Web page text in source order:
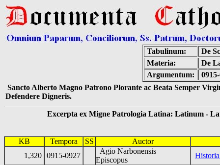
Tabulinum:
De
Materia:
De
Argumentum:
Sancto Alberto Magno Patrono Plorante ac Beata Semper
Defendere Digneris.
Excerpta ex Migne Patrologia Latina: Latinum -
KB Tempora SS
Auctor
1,320 0915-0927
Agio Narbonensis
Episcopus